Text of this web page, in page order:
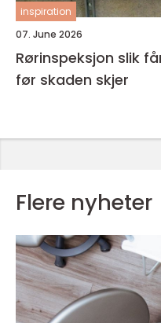
inspiration
07. June 2026
Rørinspeksjon slik får du kontroll på rørene
før skaden skjer
Flere nyheter